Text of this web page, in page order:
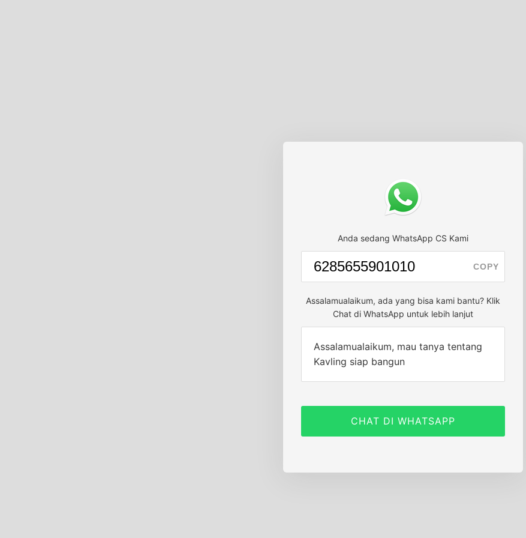
Anda sedang WhatsApp CS Kami
COPY
Assalamualaikum, ada yang bisa kami bantu? Klik
Chat di WhatsApp untuk lebih lanjut
Assalamualaikum, mau tanya tentang
Kavling siap bangun
CHAT DI WHATSAPP